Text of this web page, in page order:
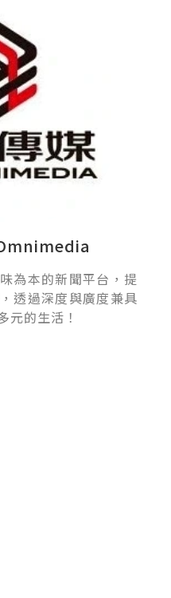
為本的新聞平台，提
透過深度與廣度兼具
元的生活！